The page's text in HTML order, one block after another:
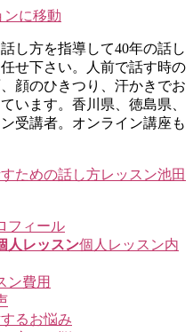
ンに移動
し方を指導して40年の話し
せ下さい。人前で話す時の
顔のひきつり、汗かきでお
います。香川県、徳島県、
受講者。オンライン講座も
フィール
人レッスン個人レッスン内
ン費用
るお悩み